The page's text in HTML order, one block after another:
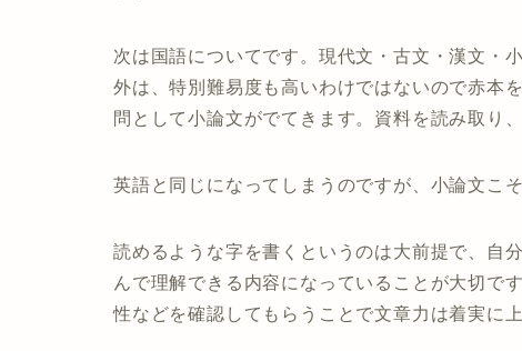
次は国語についてです。現代文・古文・漢文・
外は、特別難易度も高いわけではないので赤本
問として小論文がでてきます。資料を読み取り
英語と同じになってしまうのですが、小論文こ
読めるような字を書くというのは大前提で、自
んで理解できる内容になっていることが大切で
性などを確認してもらうことで文章力は着実に